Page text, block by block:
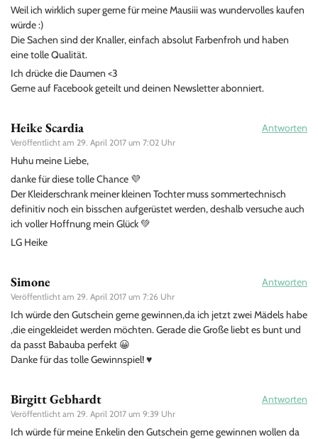
Weil ich wirklich super gerne für meine Mausiii was wundervolles kaufen
würde :)
Die Sachen sind der Knaller, einfach absolut Farbenfroh und haben
eine tolle Qualität.
Ich drücke die Daumen <3
Gerne auf Facebook geteilt und deinen Newsletter abonniert.
Heike Scardia
Veröffentlicht am 29. April 2017 um 7:02 Uhr
Antworten
Huhu meine Liebe,
danke für diese tolle Chance 💜
Der Kleiderschrank meiner kleinen Tochter muss sommertechnisch
definitiv noch ein bisschen aufgerüstet werden, deshalb versuche auch
ich voller Hoffnung mein Glück 💚
LG Heike
Simone
Veröffentlicht am 29. April 2017 um 7:26 Uhr
Antworten
Ich würde den Gutschein gerne gewinnen,da ich jetzt zwei Mädels habe
,die eingekleidet werden möchten. Gerade die Große liebt es bunt und
da passt Babauba perfekt 😀
Danke für das tolle Gewinnspiel! ♥️
Birgitt Gebhardt
Veröffentlicht am 29. April 2017 um 9:39 Uhr
Antworten
Ich würde für meine Enkelin den Gutschein gerne gewinnen wollen da